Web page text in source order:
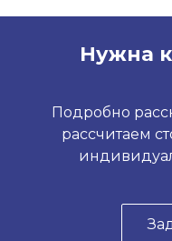
Нужна
Подробно
рассчитаем